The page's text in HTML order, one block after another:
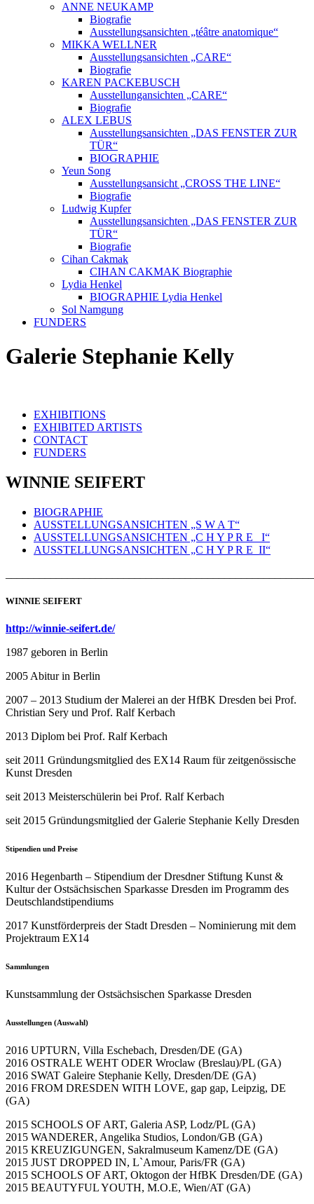
ANNE NEUKAMP
Biografie
Ausstellungsansichten „téâtre anatomique“
MIKKA WELLNER
Ausstellungsansichten „CARE“
Biografie
KAREN PACKEBUSCH
Ausstellungansichten „CARE“
Biografie
ALEX LEBUS
Ausstellungsansichten „DAS FENSTER ZUR
TÜR“
BIOGRAPHIE
Yeun Song
Ausstellungsansicht „CROSS THE LINE“
Biografie
Ludwig Kupfer
Ausstellungsansichten „DAS FENSTER ZUR
TÜR“
Biografie
Cihan Cakmak
CIHAN CAKMAK Biographie
Lydia Henkel
BIOGRAPHIE Lydia Henkel
Sol Namgung
FUNDERS
Galerie Stephanie Kelly
EXHIBITIONS
EXHIBITED ARTISTS
CONTACT
FUNDERS
WINNIE SEIFERT
BIOGRAPHIE
AUSSTELLUNGSANSICHTEN „S W A T“
AUSSTELLUNGSANSICHTEN „C H Y P R E_ I“
AUSSTELLUNGSANSICHTEN „C H Y P R E_II“
WINNIE SEIFERT
http://winnie-seifert.de/
1987 geboren in Berlin
2005 Abitur in Berlin
2007 – 2013 Studium der Malerei an der HfBK Dresden bei Prof.
Christian Sery und Prof. Ralf Kerbach
2013 Diplom bei Prof. Ralf Kerbach
seit 2011 Gründungsmitglied des EX14 Raum für zeitgenössische
Kunst Dresden
seit 2013 Meisterschülerin bei Prof. Ralf Kerbach
seit 2015 Gründungsmitglied der Galerie Stephanie Kelly Dresden
Stipendien und Preise
2016 Hegenbarth – Stipendium der Dresdner Stiftung Kunst &
Kultur der Ostsächsischen Sparkasse Dresden im Programm des
Deutschlandstipendiums
2017 Kunstförderpreis der Stadt Dresden – Nominierung mit dem
Projektraum EX14
Sammlungen
Kunstsammlung der Ostsächsischen Sparkasse Dresden
Ausstellungen (Auswahl)
2016 UPTURN, Villa Eschebach, Dresden/DE (GA)
2016 OSTRALE WEHT ODER Wroclaw (Breslau)/PL (GA)
2016 SWAT Galeire Stephanie Kelly, Dresden/DE (GA)
2016 FROM DRESDEN WITH LOVE, gap gap, Leipzig, DE
(GA)
2015 SCHOOLS OF ART, Galeria ASP, Lodz/PL (GA)
2015 WANDERER, Angelika Studios, London/GB (GA)
2015 KREUZIGUNGEN, Sakralmuseum Kamenz/DE (GA)
2015 JUST DROPPED IN, L`Amour, Paris/FR (GA)
2015 SCHOOLS OF ART, Oktogon der HfBK Dresden/DE (GA)
2015 BEAUTYFUL YOUTH, M.O.E, Wien/AT (GA)